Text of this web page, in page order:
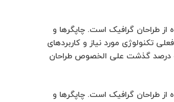
طراحان گرافیک است. چاپگرها و
تکنولوژی مورد نیاز و کاربردهای
درصد گذشت علی الخصوص طراحان
طراحان گرافیک است. چاپگرها و